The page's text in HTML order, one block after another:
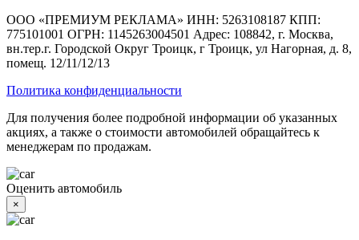
ООО «ПРЕМИУМ РЕКЛАМА» ИНН: 5263108187 КПП:
775101001 ОГРН: 1145263004501 Адрес: 108842, г. Москва,
вн.тер.г. Городской Округ Троицк, г Троицк, ул Нагорная, д. 8,
помещ. 12/11/12/13
Политика конфиденциальности
Для получения более подробной информации об указанных
акциях, а также о стоимости автомобилей обращайтесь к
менеджерам по продажам.
Оценить автомобиль
×